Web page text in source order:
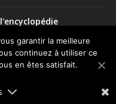
garantir la meilleure
continuez à utiliser ce
en êtes satisfait.